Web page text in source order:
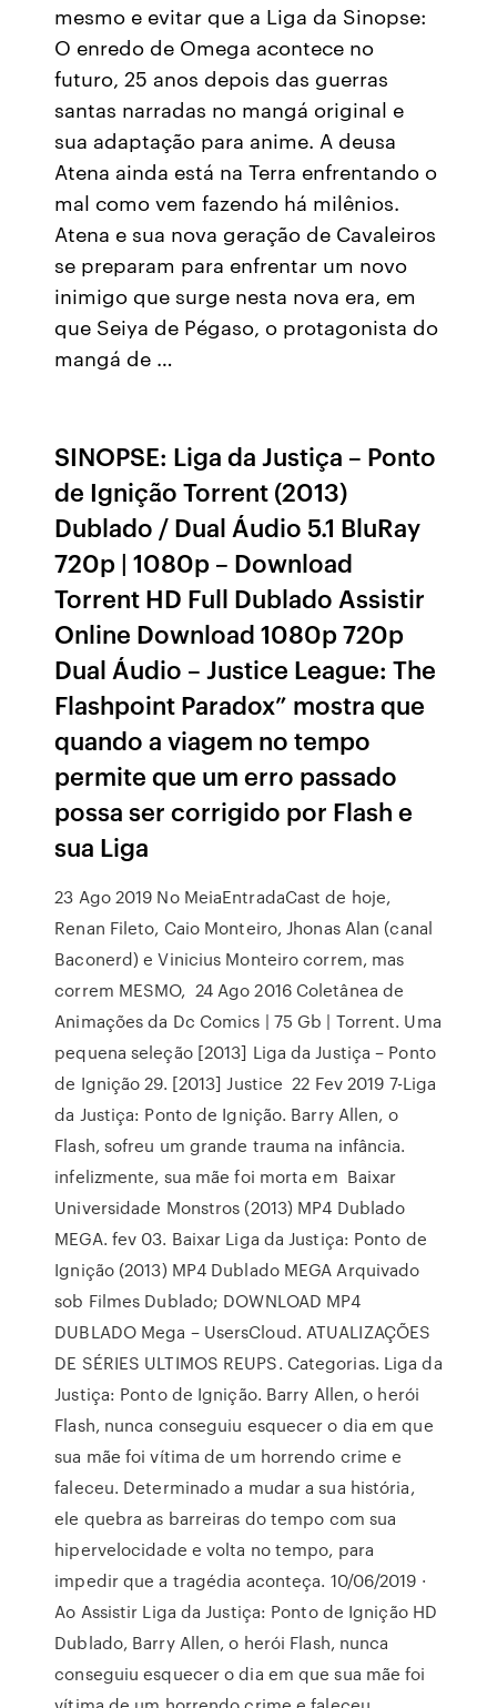
mesmo e evitar que a Liga da Sinopse:
O enredo de Omega acontece no
futuro, 25 anos depois das guerras
santas narradas no mangá original e
sua adaptação para anime. A deusa
Atena ainda está na Terra enfrentando o
mal como vem fazendo há milênios.
Atena e sua nova geração de Cavaleiros
se preparam para enfrentar um novo
inimigo que surge nesta nova era, em
que Seiya de Pégaso, o protagonista do
mangá de …
SINOPSE: Liga da Justiça – Ponto
de Ignição Torrent (2013)
Dublado / Dual Áudio 5.1 BluRay
720p | 1080p – Download
Torrent HD Full Dublado Assistir
Online Download 1080p 720p
Dual Áudio – Justice League: The
Flashpoint Paradox” mostra que
quando a viagem no tempo
permite que um erro passado
possa ser corrigido por Flash e
sua Liga
23 Ago 2019 No MeiaEntradaCast de hoje,
Renan Fileto, Caio Monteiro, Jhonas Alan (canal
Baconerd) e Vinicius Monteiro correm, mas
correm MESMO, 24 Ago 2016 Coletânea de
Animações da Dc Comics | 75 Gb | Torrent. Uma
pequena seleção [2013] Liga da Justiça – Ponto
de Ignição 29. [2013] Justice 22 Fev 2019 7-Liga
da Justiça: Ponto de Ignição. Barry Allen, o
Flash, sofreu um grande trauma na infância.
infelizmente, sua mãe foi morta em Baixar
Universidade Monstros (2013) MP4 Dublado
MEGA. fev 03. Baixar Liga da Justiça: Ponto de
Ignição (2013) MP4 Dublado MEGA Arquivado
sob Filmes Dublado; DOWNLOAD MP4
DUBLADO Mega – UsersCloud. ATUALIZAÇÕES
DE SÉRIES ULTIMOS REUPS. Categorias. Liga da
Justiça: Ponto de Ignição. Barry Allen, o herói
Flash, nunca conseguiu esquecer o dia em que
sua mãe foi vítima de um horrendo crime e
faleceu. Determinado a mudar a sua história,
ele quebra as barreiras do tempo com sua
hipervelocidade e volta no tempo, para
impedir que a tragédia aconteça. 10/06/2019 ·
Ao Assistir Liga da Justiça: Ponto de Ignição HD
Dublado, Barry Allen, o herói Flash, nunca
conseguiu esquecer o dia em que sua mãe foi